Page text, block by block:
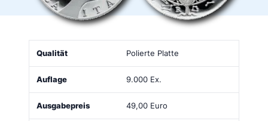
Qualität Ausgabepreis
Polierte Platte
9.000 Ex.
49,00 Euro